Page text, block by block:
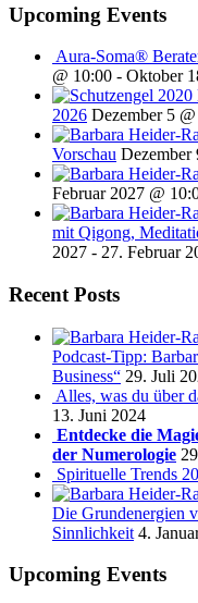
Upcoming Events
Aura-Soma®
@ 10:00 - Oktober
2026 Dezember 5
Vorschau Dezember
Februar 2027 @
mit Qigong,
2027 - 27. Februar
Recent Posts
Podcast-Tipp:
Business“ 29. Juli
Alles, was du über
13. Juni 2024
Entdecke die
der Numerologie
Spirituelle Trends
Die Grundenergien
Sinnlichkeit 4.
Upcoming Events